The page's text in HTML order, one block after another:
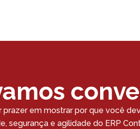
prazer em mostrar por que você
segurança e agilidade do ERP